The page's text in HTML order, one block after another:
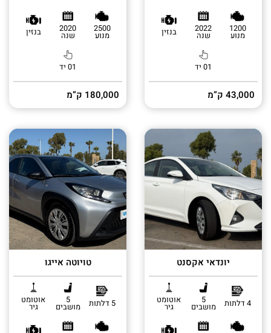
1200
מנוע
2022
שנה בנזין
01 יד
43,000 ק”מ
2500
מנוע
2020
שנה בנזין
01 יד
180,000 ק”מ
יונדאי אקסנט
4 דלתות 5
מושבים
אוטומט
גיר
טויוטה אייגו
5 דלתות 5
מושבים
אוטומט
גיר